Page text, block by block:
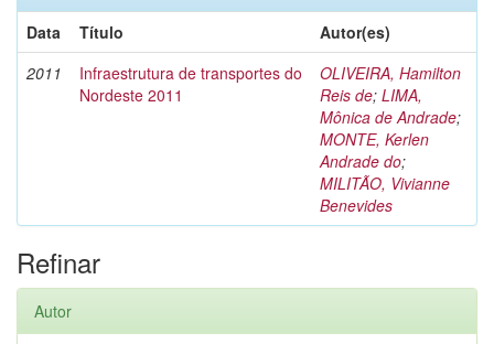
Data
Título
Autor(es)
2011
Infraestrutura de transportes do
Nordeste 2011
OLIVEIRA, Hamilton
Reis de; LIMA,
Mônica de Andrade;
MONTE, Kerlen
Andrade do;
MILITÃO, Vivianne
Benevides
Refinar
Autor